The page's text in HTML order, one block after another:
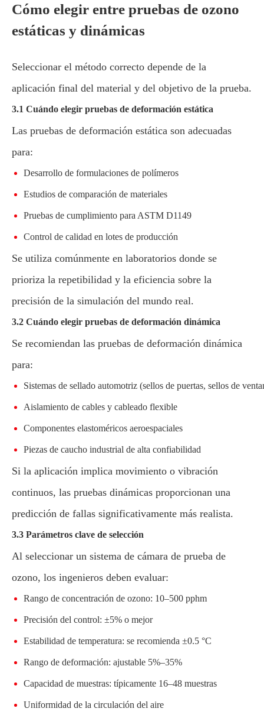
Cómo elegir entre pruebas de ozono
estáticas y dinámicas
Seleccionar el método correcto depende de la
aplicación final del material y del objetivo de la prueba.
3.1 Cuándo elegir pruebas de deformación estática
Las pruebas de deformación estática son adecuadas
para:
Desarrollo de formulaciones de polímeros
Estudios de comparación de materiales
Pruebas de cumplimiento para ASTM D1149
Control de calidad en lotes de producción
Se utiliza comúnmente en laboratorios donde se
prioriza la repetibilidad y la eficiencia sobre la
precisión de la simulación del mundo real.
3.2 Cuándo elegir pruebas de deformación dinámica
Se recomiendan las pruebas de deformación dinámica
para:
Sistemas de sellado automotriz (sellos de puertas, sellos de
Aislamiento de cables y cableado flexible
Componentes elastoméricos aeroespaciales
Piezas de caucho industrial de alta confiabilidad
Si la aplicación implica movimiento o vibración
continuos, las pruebas dinámicas proporcionan una
predicción de fallas significativamente más realista.
3.3 Parámetros clave de selección
Al seleccionar un sistema de cámara de prueba de
ozono, los ingenieros deben evaluar:
Rango de concentración de ozono: 10–500 pphm
Precisión del control: ±5% o mejor
Estabilidad de temperatura: se recomienda ±0.5 °C
Rango de deformación: ajustable 5%–35%
Capacidad de muestras: típicamente 16–48 muestras
Uniformidad de la circulación del aire